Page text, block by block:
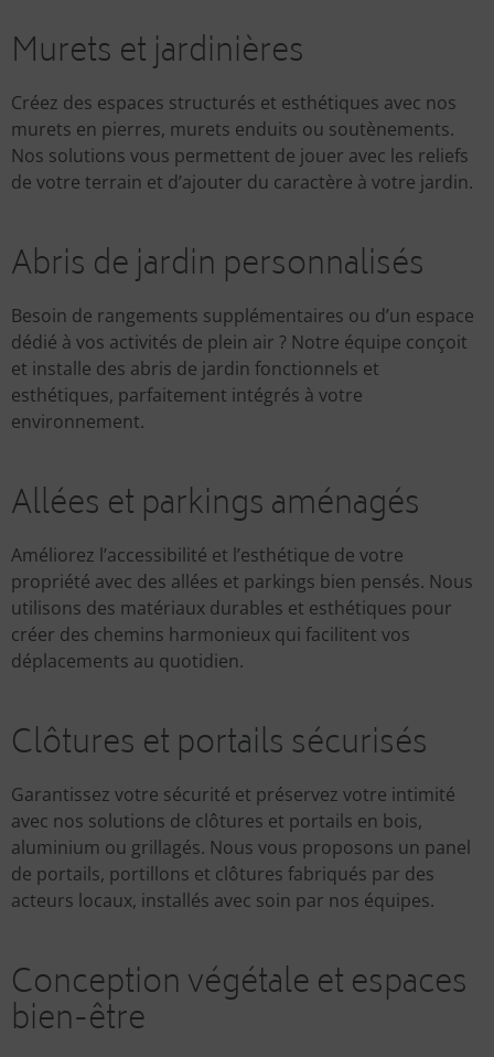
Murets et jardinières
Créez des espaces structurés et esthétiques avec nos
murets en pierres, murets enduits ou soutènements.
Nos solutions vous permettent de jouer avec les reliefs
de votre terrain et d’ajouter du caractère à votre jardin.
Abris de jardin personnalisés
Besoin de rangements supplémentaires ou d’un espace
dédié à vos activités de plein air ? Notre équipe conçoit
et installe des abris de jardin fonctionnels et
esthétiques, parfaitement intégrés à votre
environnement.
Allées et parkings aménagés
Améliorez l’accessibilité et l’esthétique de votre
propriété avec des allées et parkings bien pensés. Nous
utilisons des matériaux durables et esthétiques pour
créer des chemins harmonieux qui facilitent vos
déplacements au quotidien.
Clôtures et portails sécurisés
Garantissez votre sécurité et préservez votre intimité
avec nos solutions de clôtures et portails en bois,
aluminium ou grillagés. Nous vous proposons un panel
de portails, portillons et clôtures fabriqués par des
acteurs locaux, installés avec soin par nos équipes.
Conception végétale et espaces
bien-être